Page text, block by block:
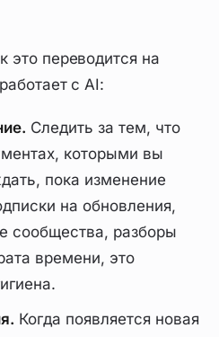
это переводится на
с AI:
Следить за тем, что
которыми вы
пока изменение
на обновления,
сообщества, разборы
времени, это
Когда появляется новая